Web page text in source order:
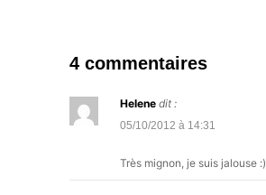
4 commentaires
Helene dit :
05/10/2012 à 14:31
Très mignon, je suis jalouse :)